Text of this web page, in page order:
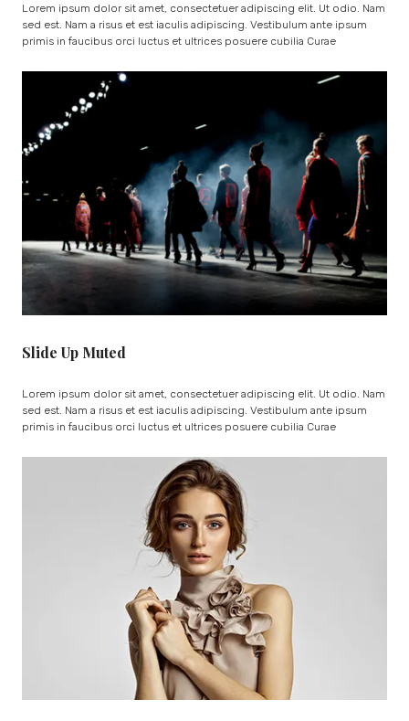
Lorem ipsum dolor sit amet, consectetuer adipiscing elit. Ut odio. Nam
sed est. Nam a risus et est iaculis adipiscing. Vestibulum ante ipsum
primis in faucibus orci luctus et ultrices posuere cubilia Curae
Slide Up Muted
Lorem ipsum dolor sit amet, consectetuer adipiscing elit. Ut odio. Nam
sed est. Nam a risus et est iaculis adipiscing. Vestibulum ante ipsum
primis in faucibus orci luctus et ultrices posuere cubilia Curae